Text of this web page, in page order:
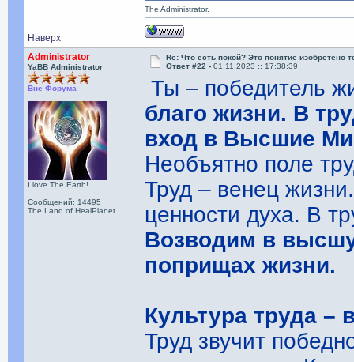
Наверх
The Administrator.
Administrator
YaBB Administrator
Вне Форума
I love The Earth!
Сообщений: 14495
The Land of HealPlanet
Re: Что есть покой? Это понятие изобретено
Ответ #22 -01.11.2023 :: 17:38:39
Ты – победитель
благо жизни. В
вход в Высшие
Необъятно поле
Труд – венец
ценности духа. В
Возводим в
поприщах жизни.
Культура труда –
Труд звучит